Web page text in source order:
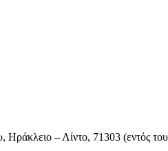
– Λίντο, 71303 (εντός